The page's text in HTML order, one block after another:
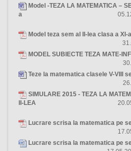
Model -TEZA LA MATEMATICA –
a
Model teza sem al II-lea clasa a XI-
MODEL SUBIECTE TEZA MATE-
Teze la matematica clasele V-VIII
SIMULARE 2015 - TEZA LA
II-LEA
Lucrare scrisa la matematica pe
Lucrare scrisa la matematica pe